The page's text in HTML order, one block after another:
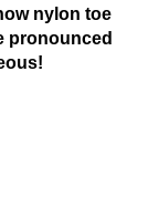
nylon toe
pronounced